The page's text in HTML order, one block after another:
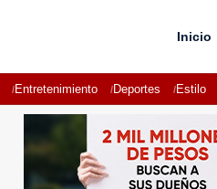
Inicio
Entretenimiento Deportes Estilo